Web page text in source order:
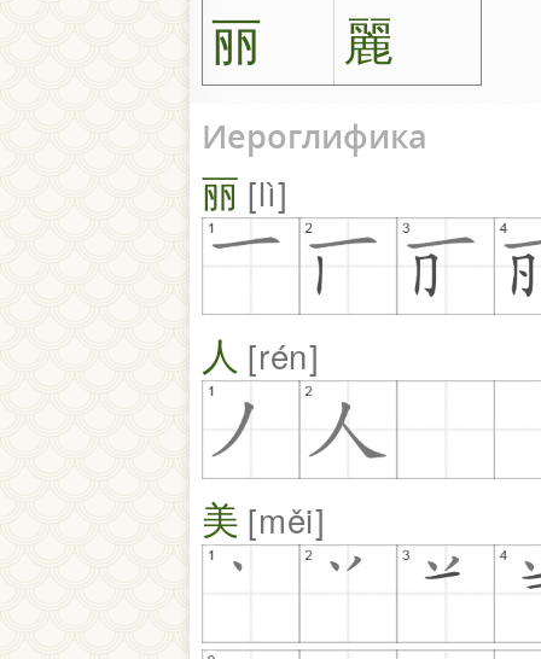
丽 麗
Иероглифика
丽 lì
人 rén
美 měi